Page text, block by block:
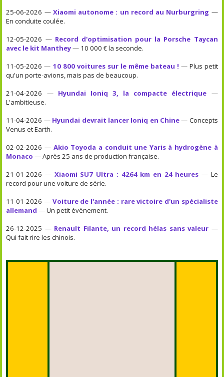
25-06-2026 — Xiaomi autonome : un record au Nurburgring —
En conduite coulée.
12-05-2026 — Record d'optimisation pour la Porsche Taycan
avec le kit Manthey— 10 000 € la seconde.
11-05-2026 — 10 800 voitures sur le même bateau ! — Plus petit
qu'un porte-avions, mais pas de beaucoup.
21-04-2026 — Hyundai Ioniq 3, la compacte électrique —
L'ambitieuse.
11-04-2026 — Hyundai devrait lancer Ioniq en Chine— Concepts
Venus et Earth.
02-02-2026 — Akio Toyoda a conduit une Yaris à hydrogène à
Monaco — Après 25 ans de production française.
21-01-2026 — Xiaomi SU7 Ultra : 4264 km en 24 heures — Le
record pour une voiture de série.
11-01-2026 — Voiture de l'année : rare victoire d'un spécialiste
allemand — Un petit évènement.
26-12-2025 — Renault Filante, un record hélas sans valeur —
Qui fait rire les chinois.